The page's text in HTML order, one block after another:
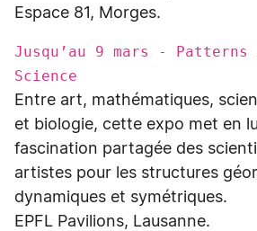
Espace 81, Morges.
Jusqu’au 9 mars -
Science
Entre art, mathématiques,
et biologie, cette expo met en
fascination partagée des
artistes pour les structures
dynamiques et symétriques.
EPFL Pavilions, Lausanne.